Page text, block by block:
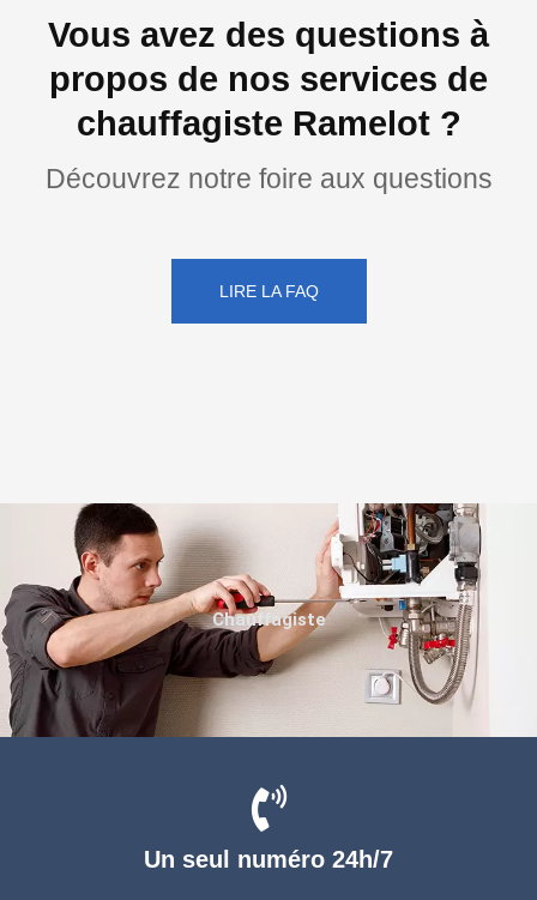
Vous avez des questions à
propos de nos services de
chauffagiste Ramelot ?
Découvrez notre foire aux questions
LIRE LA FAQ
Un seul numéro 24h/7
Chauffagiste